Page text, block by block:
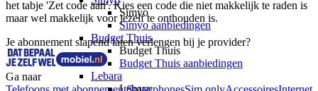
Simyo
Simyo aanbiedingen
Budget Thuis
Budget Thuis
Budget Thuis aanbiedingen
Lebara
Lebara
het tabje 'Zet code aan'. Kies een code die niet makkelijk te raden is
maar wel makkelijk voor jezelf te onthouden is.
Je abonnement slapend laten verlengen bij je provider?
Ga naar